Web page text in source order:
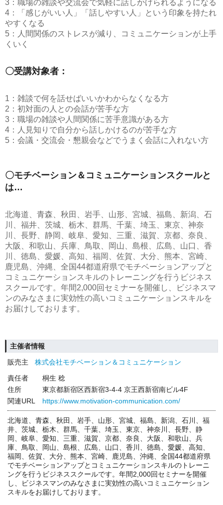
3：職場の雑談や交流会で気軽に話しかけられるようになる
4：「感じがいい人」「話しやすい人」という印象を持たれ
やすくなる
5：人間関係のストレスが減り、コミュニケーションが上手
くいく
〇受講対象者：
1：雑談で何を話せばいいかわからなくなる方
2：初対面の人との会話が苦手な方
3：職場の雑談や人間関係に苦手意識がある方
4：人見知りで自分から話しかけるのが苦手な方
5：会議・交流会・懇親会などでうまく会話に入れない方
〇モチベーション＆コミュニケーションスクールと
は…
北海道、青森、秋田、岩手、山形、宮城、福島、新潟、石
川、福井、茨城、栃木、群馬、千葉、埼玉、東京、神奈
川、長野、静岡、岐阜、愛知、三重、滋賀、京都、奈良、
大阪、和歌山、兵庫、鳥取、岡山、島根、広島、山口、香
川、徳島、愛媛、高知、福岡、佐賀、大分、熊本、宮崎、
鹿児島、沖縄、全国44都道府県でモチベーションアップと
コミュニケーションスキルのトレーニングを行うビジネス
スクールです。年間2,000回セミナーを開催し、ビジネスマ
ンのみなさまに実効性の高いコミュニケーションスキルを
お届けしております。
主催者情報
販売主
株式会社モチベーション＆コミュニケーション
責任者
桐生 稔
住所
東京都新宿区西新宿3-4-4 京王西新宿南ビル4F
関連URL
https://www.motivation-communication.com/
北海道、青森、秋田、岩手、山形、宮城、福島、新潟、石川、福
井、茨城、栃木、群馬、千葉、埼玉、東京、神奈川、長野、静
岡、岐阜、愛知、三重、滋賀、京都、奈良、大阪、和歌山、兵
庫、鳥取、岡山、島根、広島、山口、香川、徳島、愛媛、高知、
福岡、佐賀、大分、熊本、宮崎、鹿児島、沖縄、全国44都道府県
でモチベーションアップとコミュニケーションスキルのトレーニ
ングを行うビジネススクールです。年間2,000回セミナーを開催
し、ビジネスマンのみなさまに実効性の高いコミュニケーション
スキルをお届けしております。